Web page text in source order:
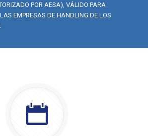
POR AESA), VÁLIDO PARA
EMPRESAS DE HANDLING DE LOS